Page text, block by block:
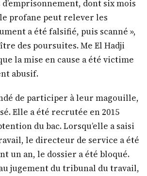
dont six mois
profane peut relever les
a été falsifié, puis scanné »,
des poursuites. Me El Hadji
la mise en cause a été victime
abusif.
de participer à leur magouille,
Elle a été recrutée en 2015
du bac. Lorsqu’elle a saisi
le directeur de service a été
un an, le dossier a été bloqué.
jugement du tribunal du travail,